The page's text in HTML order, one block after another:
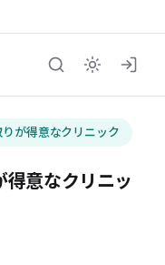
りが得意なクリニック
得意なクリニッ